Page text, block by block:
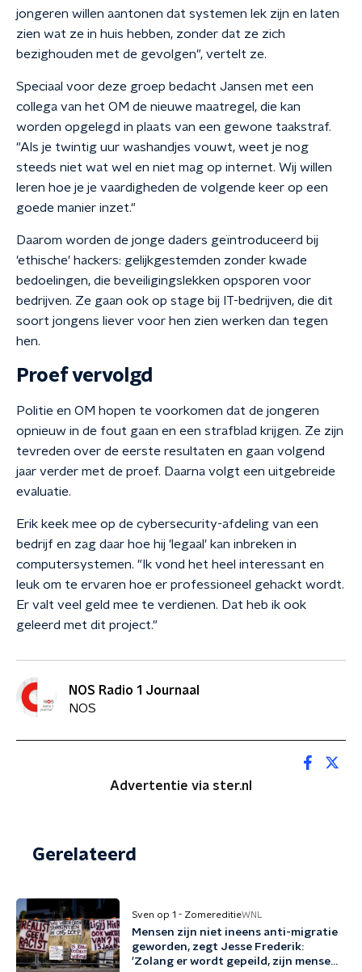
jongeren willen aantonen dat systemen lek zijn en laten
zien wat ze in huis hebben, zonder dat ze zich
bezighouden met de gevolgen", vertelt ze.
Speciaal voor deze groep bedacht Jansen met een
collega van het OM de nieuwe maatregel, die kan
worden opgelegd in plaats van een gewone taakstraf.
"Als je twintig uur washandjes vouwt, weet je nog
steeds niet wat wel en niet mag op internet. Wij willen
leren hoe je je vaardigheden de volgende keer op een
goede manier inzet."
Daarom worden de jonge daders geïntroduceerd bij
'ethische' hackers: gelijkgestemden zonder kwade
bedoelingen, die beveiligingslekken opsporen voor
bedrijven. Ze gaan ook op stage bij IT-bedrijven, die dit
soort jongens liever voor hen zien werken dan tegen
hen.
Proef vervolgd
Politie en OM hopen te voorkomen dat de jongeren
opnieuw in de fout gaan en een strafblad krijgen. Ze zijn
tevreden over de eerste resultaten en gaan volgend
jaar verder met de proef. Daarna volgt een uitgebreide
evaluatie.
Erik keek mee op de cybersecurity-afdeling van een
bedrijf en zag daar hoe hij 'legaal' kan inbreken in
computersystemen. "Ik vond het heel interessant en
leuk om te ervaren hoe er professioneel gehackt wordt.
Er valt veel geld mee te verdienen. Dat heb ik ook
geleerd met dit project."
NOS Radio 1 Journaal
NOS
Advertentie via ster.nl
Gerelateerd
Sven op 1 - ZomereditieWNL
Mensen zijn niet ineens anti-migratie
geworden, zegt Jesse Frederik:
'Zolang er wordt gepeild, zijn mensen